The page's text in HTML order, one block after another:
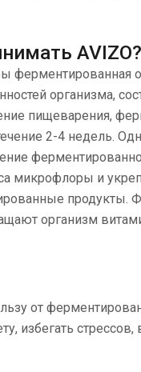
AVIZO?
ферментированная
организма,
пищеварения,
2-4 недель.
микрофлоры и
продукты.
организм
от
избегать стрессов,